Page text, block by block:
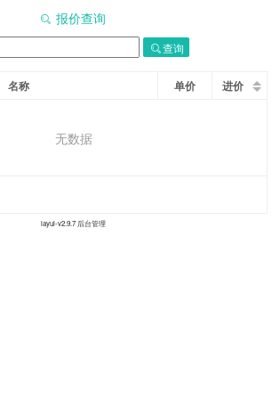
报价查询
查询
名称 单价 进价
无数据
layui-v2.9.7 后台管理